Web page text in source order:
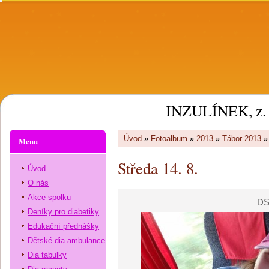
INZULÍNEK, z.
Úvod » Fotoalbum » 2013 » Tábor 2013
Středa 14. 8.
Menu
Úvod
O nás
Akce spolku
Deníky pro diabetiky
Edukační přednášky
Dětské dia ambulance
Dia tabulky